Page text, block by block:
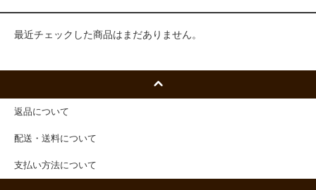
最近チェックした商品はまだありません。
返品について
配送・送料について
支払い方法について